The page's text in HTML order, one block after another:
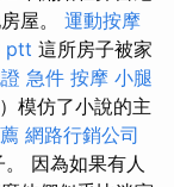
屋。 運動按摩
ptt 這所房子被家
急件 按摩 小腿
模仿了小說的主
網路行銷公司
因為如果有人